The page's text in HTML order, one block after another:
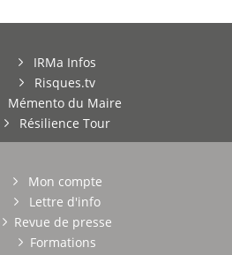
IRMa Infos
Risques.tv
Mémento du Maire
Résilience Tour
Mon compte
Lettre d'info
Revue de presse
Formations